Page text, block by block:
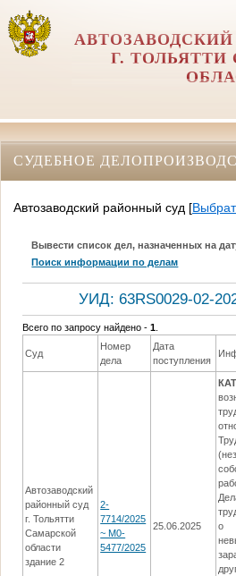
Г.
СУДЕБНОЕ
Автозаводский районный суд [
Вывести список дел, назначенных на
Поиск информации по делам
УИД: 63RS0029-02-
Всего по запросу найдено -1
Суд
Номер
дела
Дата
поступления
Автозаводский
районный суд
г. Тольятти
Самарской
области
здание 2
2-
7714/2025
~ М0-
5477/2025
25.06.2025
о